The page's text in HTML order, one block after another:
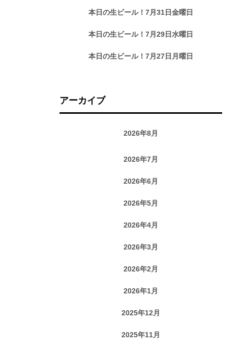
本日の生ビール！7月31日金曜日
本日の生ビール！7月29日水曜日
本日の生ビール！7月27日月曜日
アーカイブ
2026年8月
2026年7月
2026年6月
2026年5月
2026年4月
2026年3月
2026年2月
2026年1月
2025年12月
2025年11月